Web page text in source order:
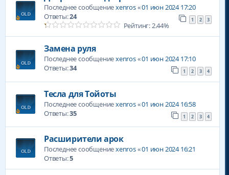
Последнее сообщениеxenros«01 июн 2024 17:20
Ответы:24 1 2 3
Рейтинг: 2.44%
Замена руля
Последнее сообщениеxenros«01 июн 2024 17:10
Ответы:34 1 2 3 4
Тесла для Тойоты
Последнее сообщениеxenros«01 июн 2024 16:58
Ответы:35 1 2 3 4
Расширители арок
Последнее сообщениеxenros«01 июн 2024 16:21
Ответы:5